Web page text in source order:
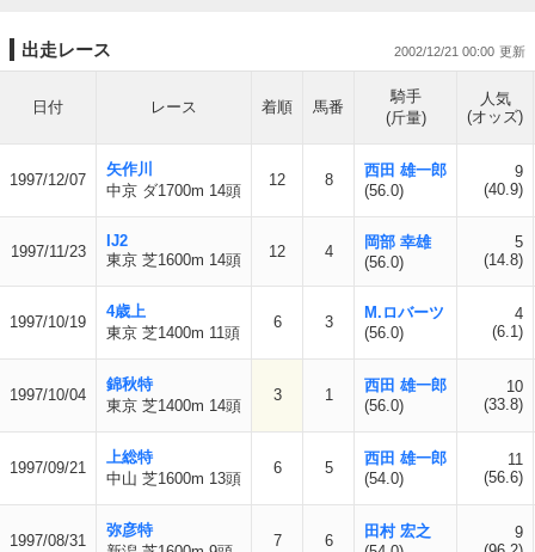
出走レース 2002/12/21 00:00
日付 レース 着順 馬番
騎手
(斤量)
人気
(オッズ)
1997/12/07
矢作川
中京 ダ1700m 14頭
12 8
西田 雄一郎
(56.0)
9
(40.9)
1997/11/23
IJ2
東京 芝1600m 14頭
12 4
岡部 幸雄
(56.0)
5
(14.8)
1997/10/19
4歳上
東京 芝1400m 11頭
6 3
M.ロバーツ
(56.0)
4
(6.1)
1997/10/04
錦秋特
東京 芝1400m 14頭
3 1
西田 雄一郎
(56.0)
10
(33.8)
1997/09/21
上総特
中山 芝1600m 13頭
6 5
西田 雄一郎
(54.0)
11
(56.6)
1997/08/31
弥彦特
7 6
田村 宏之
9